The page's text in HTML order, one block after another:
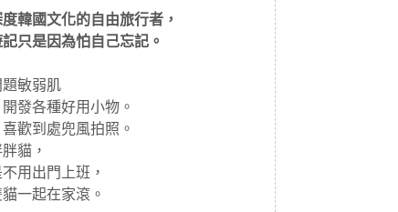
韓國文化的自由旅行者，
只是因為怕自己忘記。
敏弱肌
發各種好用小物。
歡到處兜風拍照。
貓，
用出門上班，
一起在家滾。